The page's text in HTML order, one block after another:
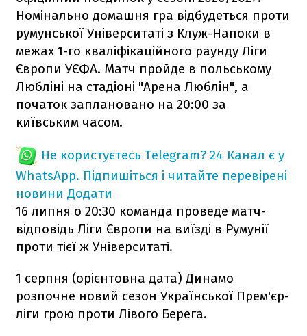
Номінально домашня гра відбудеться проти
румунської Університаті з Клуж-Напоки в
межах 1-го кваліфікаційного раунду Ліги
Європи УЄФА. Матч пройде в польському
Любліні на стадіоні "Арена Люблін", а
початок заплановано на 20:00 за
київським часом.
Не користуєтесь Telegram? 24 Канал є у
WhatsApp. Підпишіться і читайте перевірені
новини Додати
16 липня о 20:30 команда проведе матч-
відповідь Ліги Європи на виїзді в Румунії
проти тієї ж Університаті.
1 серпня (орієнтовна дата) Динамо
розпочне новий сезон Української Прем'єр-
ліги грою проти Лівого Берега.